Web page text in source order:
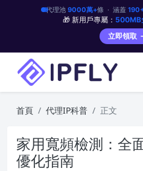
代理池 9000萬+條 · 涵蓋
🎁 新用戶專屬： 500MB
立即領取
首頁 代理IP科普 正文
家用寬頻檢測：全
優化指南